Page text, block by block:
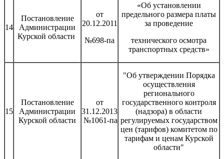
14
Постановление
Администрации
Курской области
от
20.12.2011
№698-па
«Об установлении
предельного размера платы
за проведение
технического осмотра
транспортных средств»
15
Постановление
Администрации
Курской области
от
31.12.2013
№1061-па
"Об утверждении Порядка
осуществления
регионального
государственного контроля
(надзора) в области
регулируемых государством
цен (тарифов) комитетом по
тарифам и ценам Курской
области"